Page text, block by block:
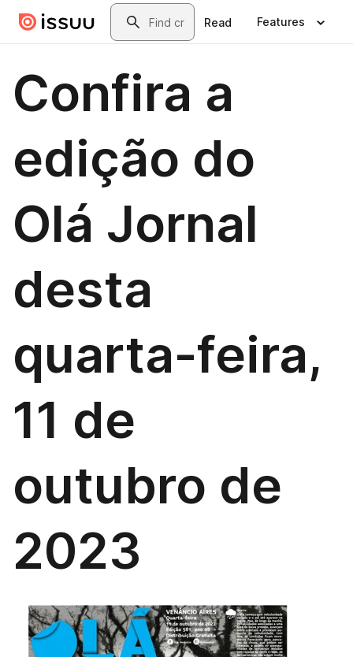
Skip to main contentSearch
Read Features
Confira a
edição do
Olá Jornal
desta
quarta-feira,
11 de
outubro de
2023